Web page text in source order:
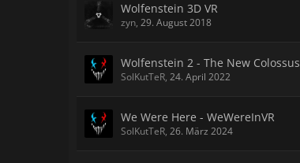
Wolfenstein 3D VR
zyn, 29. August 2018
Wolfenstein 2 - The New Colossus
SolKutTeR, 24. April 2022
We Were Here - WeWereInVR
SolKutTeR, 26. März 2024